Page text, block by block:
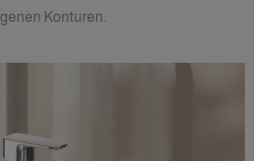
Konturen.